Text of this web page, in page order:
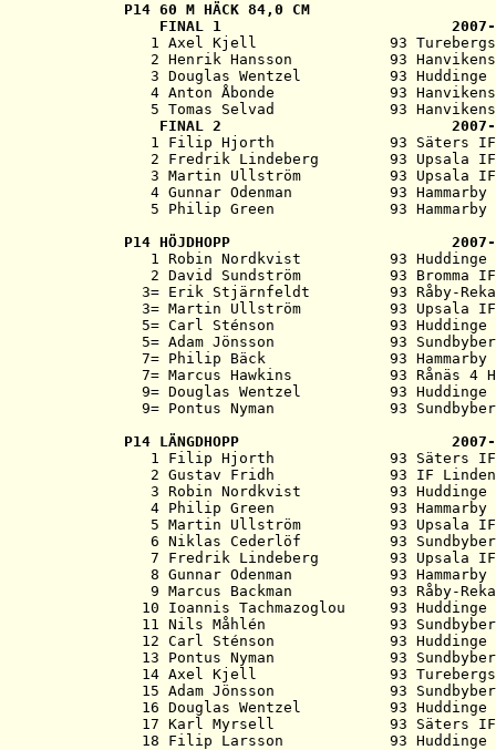
P14 60 M HÄCK 84,0 CM
FINAL 1
1 Axel Kjell               93
2 Henrik Hansson           93
3 Douglas Wentzel          93 Huddinge
4 Anton Åbonde             93
5 Tomas Selvad             93
FINAL 2
1 Filip Hjorth             93 Säters
2 Fredrik Lindeberg        93 Upsala
3 Martin Ullström          93 Upsala
4 Gunnar Odenman           93 Hammarby
P14 HÖJDHOPP                         2007-
1 Robin Nordkvist          93
2 David Sundström          93 Bromma
3= Erik Stjärnfeldt         93 Råby-
3= Martin Ullström          93 Upsala
5= Carl Sténson             93 Huddinge
5= Adam Jönsson             93
7= Philip Bäck              93 Hammarby
7= Marcus Hawkins           93 Rånäs 4
9= Douglas Wentzel          93 Huddinge
P14 LÄNGDHOPP                        2007-
1 Filip Hjorth             93 Säters
2 Gustav Fridh             93 IF
3 Robin Nordkvist          93 Huddinge
4 Philip Green             93 Hammarby
5 Martin Ullström          93 Upsala
6 Niklas Cederlöf          93
7 Fredrik Lindeberg        93 Upsala
8 Gunnar Odenman           93 Hammarby
9 Marcus Backman           93 Råby-
10 Ioannis Tachmazoglou     93 Huddinge
11 Nils Måhlén              93
12 Carl Sténson             93 Huddinge
13 Pontus Nyman             93
14 Axel Kjell               93
15 Adam Jönsson             93
16 Douglas Wentzel          93 Huddinge
17 Karl Myrsell             93 Säters
18 Filip Larsson            93 Huddinge